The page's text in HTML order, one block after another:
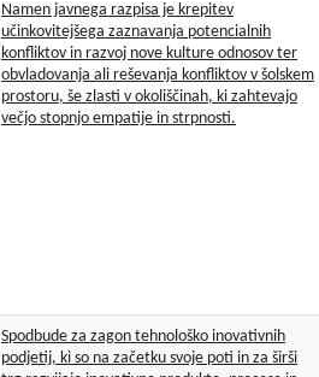
Namen javnega razpisa je krepitev
učinkovitejšega zaznavanja potencialnih
konfliktov in razvoj nove kulture odnosov ter
obvladovanja ali reševanja konfliktov v šolskem
prostoru, še zlasti v okoliščinah, ki zahtevajo
večjo stopnjo empatije in strpnosti.
Spodbude za zagon tehnološko inovativnih
podjetij, ki so na začetku svoje poti in za širši